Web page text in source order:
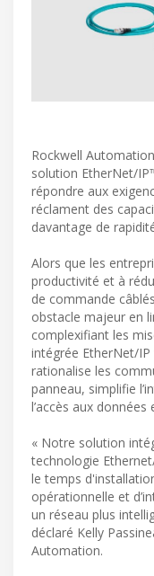
Rockwell
solution EtherNet/
répondre aux
réclament des
davantage de
Alors que les
productivité et à
de commande
obstacle majeur en
complexifiant les
intégrée EtherNet/IP
rationalise les
panneau, simplifie
l’accès aux données
« Notre solution
technologie
le temps
opérationnelle et
un réseau plus
déclaré Kelly
Automation.